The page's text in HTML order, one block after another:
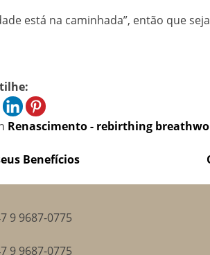
está na caminhada”, então que
Renascimento - rebirthing
Benefícios
9 9687-0775
9 9687-0775